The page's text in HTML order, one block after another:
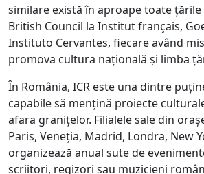
similare există în aproape toate țările
British Council la Institut français,
Instituto Cervantes, fiecare având
promova cultura națională și limba
În România, ICR este una dintre
capabile să mențină proiecte
afara granițelor. Filialele sale din
Paris, Veneția, Madrid, Londra, New
organizează anual sute de
scriitori, regizori sau muzicieni